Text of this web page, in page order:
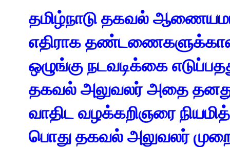
தமிழ்நாடு தகவல்
எதிராக
ஒழுங்கு நடவடிக்கை
தகவல் அலுவலர் அதை
வாதிட வழக்கறிஞரை
பொது தகவல் அலுவலர்